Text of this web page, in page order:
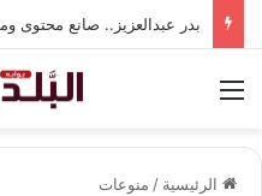
الرئيسية / منوعات